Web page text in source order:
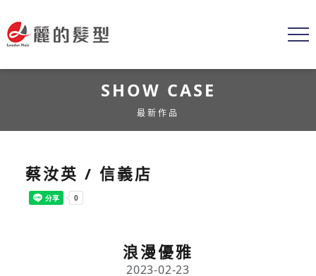
SHOW CASE
最新作品
蔡汝英 / 信義店
浪漫優雅
2023-02-23